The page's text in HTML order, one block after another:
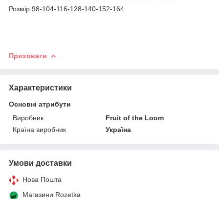
Розмір 98-104-116-128-140-152-164
Приховати
Характеристики
Основні атрибути
Виробник
Fruit of the Loom
Країна виробник
Україна
Умови доставки
Нова Пошта
Магазини Rozetka